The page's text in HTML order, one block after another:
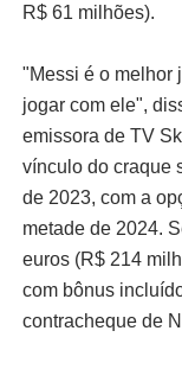
R$ 61 milhões).
"Messi é o melhor
jogar com ele",
emissora de TV
vínculo do craque
de 2023, com a
metade de 2024.
euros (R$ 214
com bônus
contracheque de